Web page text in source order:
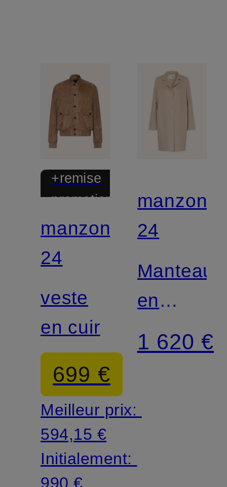
+remise
promotionnelle
manzoni
24
veste
en cuir
699 €
Meilleur prix:
594,15 €
Initialement:
990 €
manzoni
24
Manteau
en
laine et
1 620 €